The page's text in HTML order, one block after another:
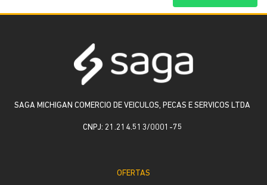
SAGA MICHIGAN COMERCIO DE VEICULOS, PECAS E SERVICOS LTDA
CNPJ: 21.214.513/0001-75
OFERTAS